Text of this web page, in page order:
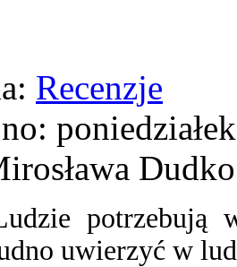
Recenzje
Dudko
potrzebują
uwierzyć w